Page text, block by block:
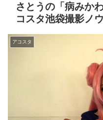
さとうの「病みか
コスタ池袋撮影ノ
アコスタ